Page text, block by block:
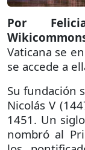
Por
Vaticana se
se accede a
Su fundación
Nicolás V
1451. Un
nombró al